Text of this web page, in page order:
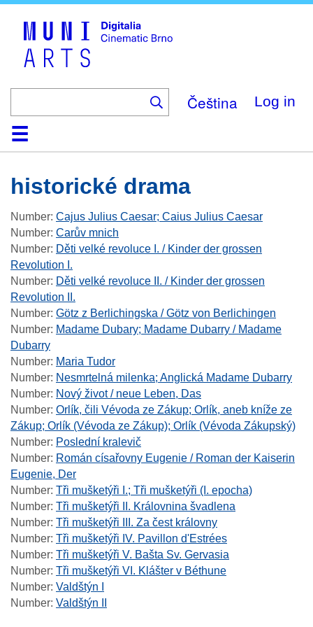
Čeština Log in
HomeCollection
Browse
AboutHelpContactDigitalia
historické drama
Number: Cajus Julius Caesar; Caius Julius Caesar
Number: Carův mnich
Number: Děti velké revoluce I. / Kinder der grossen
Revolution I.
Number: Děti velké revoluce II. / Kinder der grossen
Revolution II.
Number: Götz z Berlichingska / Götz von Berlichingen
Number: Madame Dubary; Madame Dubarry / Madame
Dubarry
Number: Maria Tudor
Number: Nesmrtelná milenka; Anglická Madame Dubarry
Number: Nový život / neue Leben, Das
Number: Orlík, čili Vévoda ze Zákup; Orlík, aneb kníže ze
Zákup; Orlík (Vévoda ze Zákup); Orlík (Vévoda Zákupský)
Number: Poslední kralevič
Number: Román císařovny Eugenie / Roman der Kaiserin
Eugenie, Der
Number: Tři mušketýři I.; Tři mušketýři (I. epocha)
Number: Tři mušketýři II. Královnina švadlena
Number: Tři mušketýři III. Za čest královny
Number: Tři mušketýři IV. Pavillon d'Estrées
Number: Tři mušketýři V. Bašta Sv. Gervasia
Number: Tři mušketýři VI. Klášter v Béthune
Number: Valdštýn I
Number: Valdštýn II